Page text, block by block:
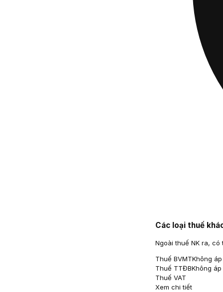
Các loại thuế
Ngoài thuế NK ra,
Thuế BVMTKhông
Thuế TTĐBKhông
Thuế VAT
Xem chi tiết